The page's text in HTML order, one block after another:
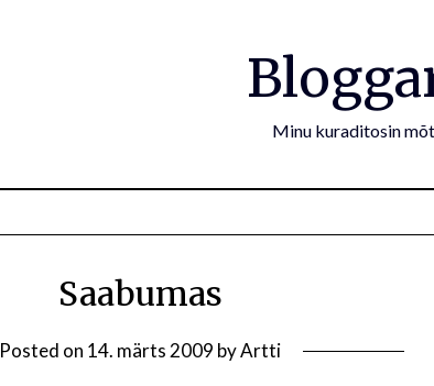
Minu kuraditosin
Saabumas
Posted on 14. märts 2009 byArtti